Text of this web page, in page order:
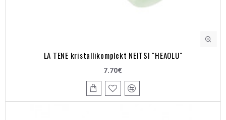
LA TENE kristallikomplekt NEITSI "HEAOLU"
7.70€